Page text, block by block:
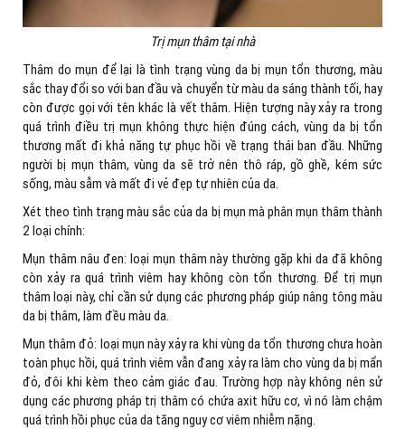
Trị mụn thâm tại nhà
Thâm do mụn để lại là tình trạng vùng da bị mụn tổn thương, màu
sắc thay đổi so với ban đầu và chuyển từ màu da sáng thành tối, hay
còn được gọi với tên khác là vết thâm. Hiện tượng này xảy ra trong
quá trình điều trị mụn không thực hiện đúng cách, vùng da bị tổn
thương mất đi khả năng tự phục hồi về trạng thái ban đầu. Những
người bị mụn thâm, vùng da sẽ trở nên thô ráp, gồ ghề, kém sức
sống, màu sẫm và mất đi vẻ đẹp tự nhiên của da.
Xét theo tình trạng màu sắc của da bị mụn mà phân mụn thâm thành
2 loại chính:
Mụn thâm nâu đen: loại mụn thâm này thường gặp khi da đã không
còn xảy ra quá trình viêm hay không còn tổn thương. Để trị mụn
thâm loại này, chỉ cần sử dụng các phương pháp giúp nâng tông màu
da bị thâm, làm đều màu da.
Mụn thâm đỏ: loại mụn này xảy ra khi vùng da tổn thương chưa hoàn
toàn phục hồi, quá trình viêm vẫn đang xảy ra làm cho vùng da bị mẩn
đỏ, đôi khi kèm theo cảm giác đau. Trường hợp này không nên sử
dụng các phương pháp trị thâm có chứa axit hữu cơ, vì nó làm chậm
quá trình hồi phục của da tăng nguy cơ viêm nhiễm nặng.